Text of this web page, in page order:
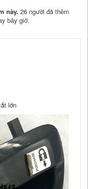
này. 26 người đã thêm
bây giờ.
lớn